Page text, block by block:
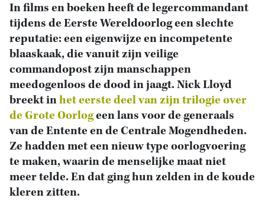
In films en boeken heeft de legercommandant
tijdens de Eerste Wereldoorlog een slechte
reputatie: een eigenwijze en incompetente
blaaskaak, die vanuit zijn veilige
commandopost zijn manschappen
meedogenloos de dood in jaagt. Nick Lloyd
breekt inhet eerste deel van zijn trilogie over
de Grote Oorlogeen lans voor de generaals
van de Entente en de Centrale Mogendheden.
Ze hadden met een nieuw type oorlogvoering
te maken, waarin de menselijke maat niet
meer telde. En dat ging hun zelden in de koude
kleren zitten.